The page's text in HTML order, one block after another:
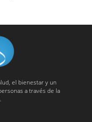
el bienestar y un
a través de la